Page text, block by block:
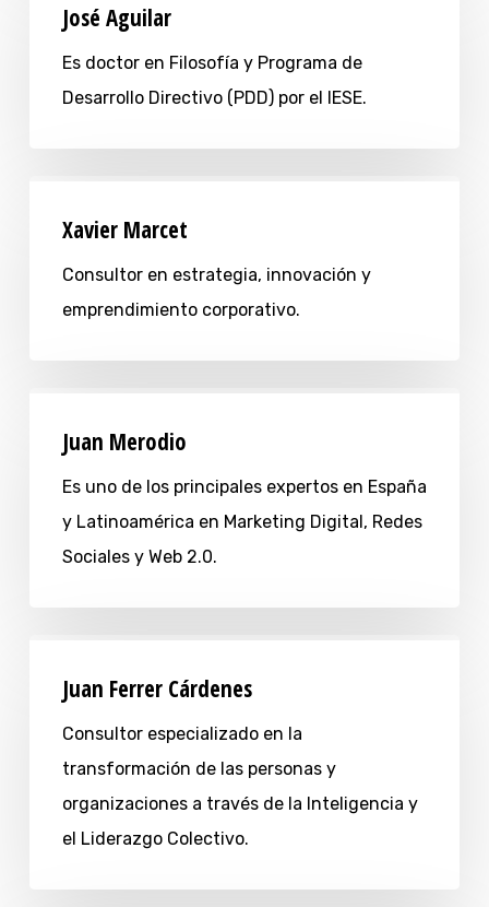
José Aguilar
Es doctor en Filosofía y Programa de
Desarrollo Directivo (PDD) por el IESE.
Xavier Marcet
Consultor en estrategia, innovación y
emprendimiento corporativo.
Juan Merodio
Es uno de los principales expertos en España
y Latinoamérica en Marketing Digital, Redes
Sociales y Web 2.0.
Juan Ferrer Cárdenes
Consultor especializado en la
transformación de las personas y
organizaciones a través de la Inteligencia y
el Liderazgo Colectivo.